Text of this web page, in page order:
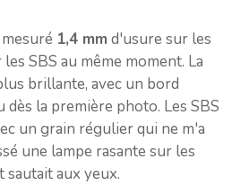
1,4 mm d'usure sur les
SBS au même moment. La
brillante, avec un bord
dès la première photo. Les SBS
un grain régulier qui ne m'a
une lampe rasante sur les
sautait aux yeux.